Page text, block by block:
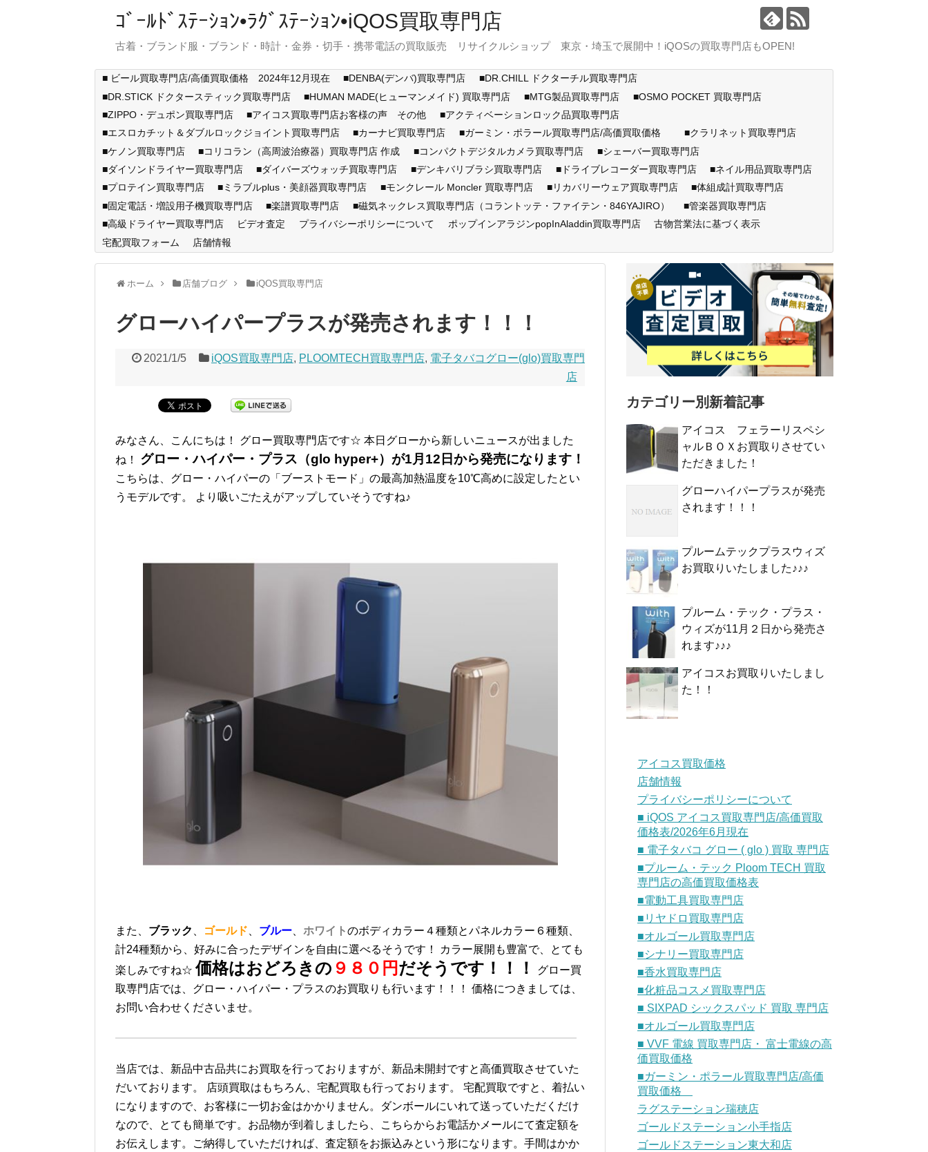
ｺﾞｰﾙﾄﾞｽﾃｰｼｮﾝ•ﾗｸﾞｽﾃｰｼｮﾝ•iQOS買取専門店
古着・ブランド服・ブランド・時計・金券・切手・携帯電話の買取販売 リサイクルショップ 東京・埼玉で展開中！iQOSの買取専門店もOPEN!
■ ビール買取専門店/高価買取価格 2024年12月現在 ■DENBA(デンバ)買取専門店
■DR.CHILL ドクターチル買取専門店
■DR.STICK ドクタースティック買取専門店
■HUMAN MADE(ヒューマンメイド) 買取専門店 ■MTG製品買取専門店
■OSMO POCKET 買取専門店
■ZIPPO・デュポン買取専門店
■アイコス買取専門店お客様の声 その他
■アクティベーションロック品買取専門店
■エスロカチット＆ダブルロックジョイント買取専門店
■カーナビ買取専門店 ■ガーミン・ポラール買取専門店/高価買取価格
■クラリネット買取専門店
■ケノン買取専門店
■コリコラン（高周波治療器）買取専門店 作成 ■コンパクトデジタルカメラ買取専門店
■シェーバー買取専門店
■ダイソンドライヤー買取専門店
■ダイバーズウォッチ買取専門店 ■デンキバリブラシ買取専門店 ■ドライブレコーダー買取専門店
■ネイル用品買取専門店
■プロテイン買取専門店
■ミラブルplus・美顔器買取専門店 ■モンクレール Moncler 買取専門店 ■リカバリーウェア買取専門店
■体組成計買取専門店
■固定電話・増設用子機買取専門店
■楽譜買取専門店 ■磁気ネックレス買取専門店（コラントッテ・ファイテン・846YAJIRO）
■管楽器買取専門店
■高級ドライヤー買取専門店
ビデオ査定 プライバシーポリシーについて ポップインアラジンpopInAladdin買取専門店
古物営業法に基づく表示
宅配買取フォーム
店舗情報
ホーム 店舗ブログ iQOS買取専門店
グローハイパープラスが発売されます！！！
2021/1/5 iQOS買取専門店, PLOOMTECH買取専門店, 電子タバコグロー(glo)買取専門
店
みなさん、こんにちは！ グロー買取専門店です☆ 本日グローから新しいニュースが出ました
ね！ グロー・ハイパー・プラス（glo hyper+）が1月12日から発売になります！
こちらは、グロー・ハイパーの「ブーストモード」の最高加熱温度を10℃高めに設定したとい
うモデルです。 より吸いごたえがアップしていそうですね♪
また、 ブラック ゴールド ブルー ホワイトのボディカラー４種類とパネルカラー６種類、
計24種類から、好みに合ったデザインを自由に選べるそうです！ カラー展開も豊富で、とても
楽しみですね☆価格はおどろきの ９８０円だそうです！！！
グロー買
取専門店では、グロー・ハイパー・プラスのお買取りも行います！！！ 価格につきましては、
お問い合わせくださいませ。
当店では、新品中古品共にお買取を行っておりますが、新品未開封ですと高価買取させていた
だいております。
店頭買取はもちろん、宅配買取も行っております。 宅配買取ですと、着払い
になりますので、お客様に一切お金はかかりません。ダンボールにいれて送っていただくだけ
なので、とても簡単です。お品物が到着しましたら、こちらからお電話かメールにて査定額を
お伝えします。ご納得していただければ、査定額をお振込みという形になります。手間はかか
カテゴリー別新着記事
アイコス フェラーリスペシ
ャルＢＯＸお買取りさせてい
ただきました！
グローハイパープラスが発売
されます！！！
プルームテックプラスウィズ
お買取りいたしました♪♪♪
プルーム・テック・プラス・
ウィズが11月２日から発売さ
れます♪♪♪
アイコスお買取りいたしまし
た！！
アイコス買取価格
店舗情報
プライバシーポリシーについて
■ iQOS アイコス買取専門店/高価買取
価格表/2026年6月現在
■ 電子タバコ グロー ( glo ) 買取 専門店
■プルーム・テック Ploom TECH 買取
専門店の高価買取価格表
■電動工具買取専門店
■リヤドロ買取専門店
■オルゴール買取専門店
■シナリー買取専門店
■香水買取専門店
■化粧品コスメ買取専門店
■ SIXPAD シックスパッド 買取 専門店
■オルゴール買取専門店
■ VVF 電線 買取専門店・ 富士電線の高
価買取価格
■ガーミン・ポラール買取専門店/高価
買取価格
ラグステーション瑞穂店
ゴールドステーション小手指店
ゴールドステーション東大和店